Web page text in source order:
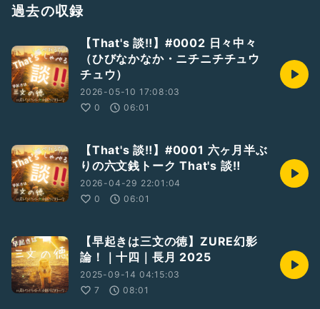
￣￣
#ラジオトークはじめます
#墓まで持っていけなかった話
#ここが人生の分岐点
#臨終まで生きる以外にやることがない
￣￣
RadiotalkのほかSpotify, ApplePodcasts, AmazonMusic,
YouTubeなどで聴くことができます。
https://radiotalk.jp/program/137267
過去の収録
【That's 談‼️】#0002 日々中々
（ひびなかなか・ニチニチチュウ
チュウ）
2026-05-10 17:08:03
0
06:01
【That's 談‼️】#0001 六ヶ月半ぶ
りの六文銭トーク That's 談‼️
2026-04-29 22:01:04
0
06:01
【早起きは三文の徳】ZURE幻影
論！｜十四｜長月 2025
2025-09-14 04:15:03
7
08:01